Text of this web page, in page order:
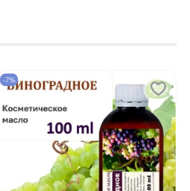
-7%